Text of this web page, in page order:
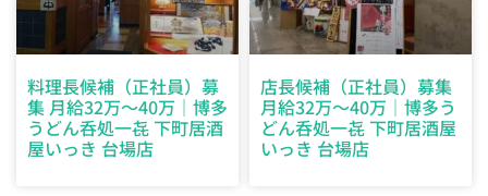
料理長候補（正社員）募
集 月給32万～40万｜博多
うどん呑処一㐂 下町居酒
屋いっき 台場店
店長候補（正社員）募集
月給32万～40万｜博多う
どん呑処一㐂 下町居酒屋
いっき 台場店